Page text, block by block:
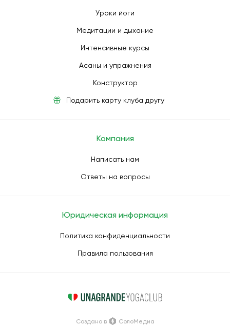
Уроки йоги
Медитации и дыхание
Интенсивные курсы
Асаны и упражнения
Конструктор
Подарить карту клуба другу
Компания
Написать нам
Ответы на вопросы
Юридическая информация
Политика конфиденциальности
Правила пользования
Создано в СолоМедиа